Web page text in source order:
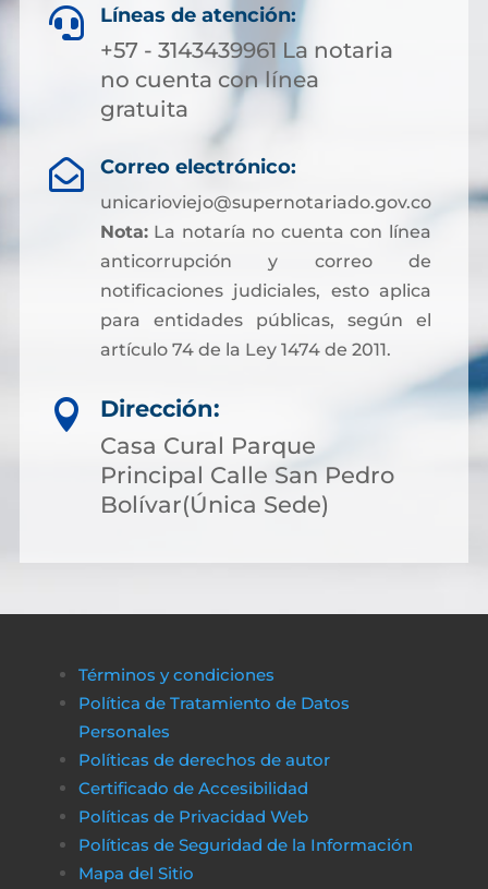
 Líneas de atención:
+57 - 3143439961 La notaria
no cuenta con línea
gratuita
 Correo electrónico:
unicarioviejo@supernotariado.gov.co
Nota:La notaría no cuenta con línea
anticorrupción y correo de
notificaciones judiciales, esto aplica
para entidades públicas, según el
artículo 74 de la Ley 1474 de 2011.

Dirección:
Casa Cural Parque
Principal Calle San Pedro
Bolívar(Única Sede)
Términos y condiciones
Política de Tratamiento de Datos
Personales
Políticas de derechos de autor
Certificado de Accesibilidad
Políticas de Privacidad Web
Políticas de Seguridad de la Información
Mapa del Sitio